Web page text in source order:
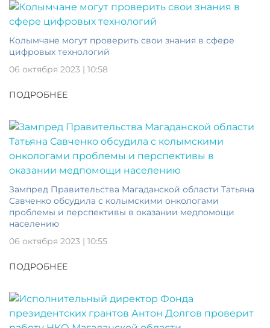
Колымчане могут проверить свои знания в сфере
цифровых технологий
06 октября 2023 | 10:58
ПОДРОБНЕЕ
Зампред Правительства Магаданской области Татьяна
Савченко обсудила с колымскими онкологами
проблемы и перспективы в оказании медпомощи
населению
06 октября 2023 | 10:55
ПОДРОБНЕЕ